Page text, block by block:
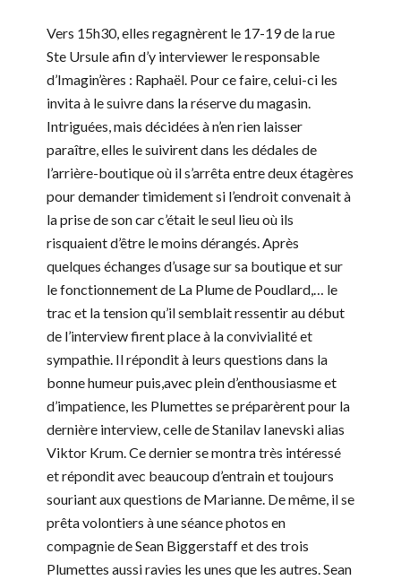
Vers 15h30, elles regagnèrent le 17-19 de la rue
Ste Ursule afin d’y interviewer le responsable
d’Imagin’ères : Raphaël. Pour ce faire, celui-ci les
invita à le suivre dans la réserve du magasin.
Intriguées, mais décidées à n’en rien laisser
paraître, elles le suivirent dans les dédales de
l’arrière-boutique où il s’arrêta entre deux étagères
pour demander timidement si l’endroit convenait à
la prise de son car c’était le seul lieu où ils
risquaient d’être le moins dérangés. Après
quelques échanges d’usage sur sa boutique et sur
le fonctionnement de La Plume de Poudlard,… le
trac et la tension qu’il semblait ressentir au début
de l’interview firent place à la convivialité et
sympathie. Il répondit à leurs questions dans la
bonne humeur puis,avec plein d’enthousiasme et
d’impatience, les Plumettes se préparèrent pour la
dernière interview, celle de Stanilav Ianevski alias
Viktor Krum. Ce dernier se montra très intéressé
et répondit avec beaucoup d’entrain et toujours
souriant aux questions de Marianne. De même, il se
prêta volontiers à une séance photos en
compagnie de Sean Biggerstaff et des trois
Plumettes aussi ravies les unes que les autres. Sean